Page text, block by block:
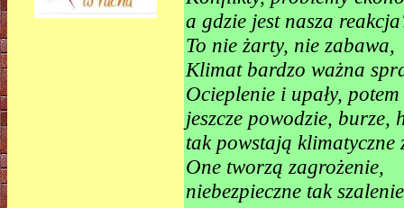
a gdzie jest nasza
To nie żarty, nie zabawa,
Klimat bardzo ważna
Ocieplenie i upały,
jeszcze powodzie, burze,
tak powstają klimatyczne
One tworzą zagrożenie,
niebezpieczne tak